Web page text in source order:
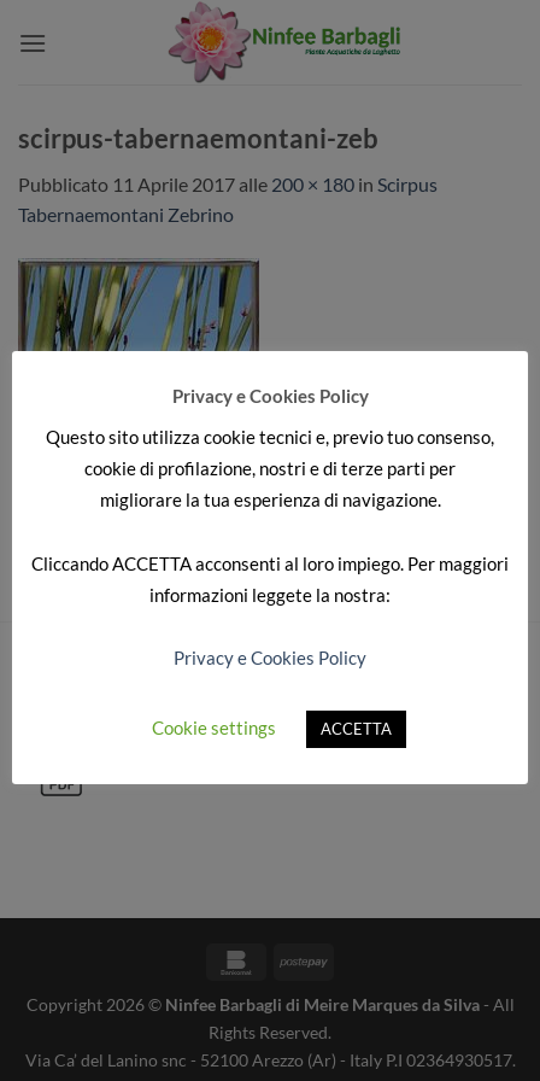
scirpus-tabernaemontani-zeb
Pubblicato 11 Aprile 2017 alle 200 × 180 in Scirpus
Tabernaemontani Zebrino
CATALOGO COMPLETO
BankomatPostepay
Copyright 2026 © Ninfee Barbagli di Meire Marques da Silva- All
Rights Reserved.
Via Ca’ del Lanino snc - 52100 Arezzo (Ar) - Italy P.I 02364930517.
Privacy e Cookies Policy
Questo sito utilizza cookie tecnici e, previo tuo consenso,
cookie di profilazione, nostri e di terze parti per
migliorare la tua esperienza di navigazione.
CliccandoACCETTAacconsenti al loro impiego. Per maggiori
informazioni leggete la nostra:
Privacy e Cookies Policy
Cookie settings ACCETTA